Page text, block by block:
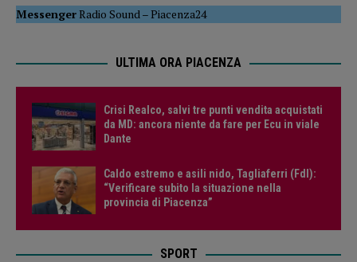
MessengerRadio Sound –Piacenza24
ULTIMA ORA PIACENZA
Crisi Realco, salvi tre punti vendita acquistati
da MD: ancora niente da fare per Ecu in viale
Dante
Caldo estremo e asili nido, Tagliaferri (FdI):
“Verificare subito la situazione nella
provincia di Piacenza”
SPORT